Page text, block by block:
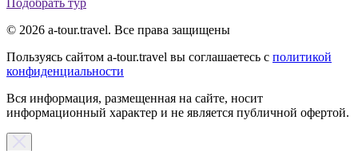
© 2026 a-tour.travel. Все права защищены
Пользуясь сайтом a-tour.travel вы соглашаетесь с политикой
конфиденциальности
Вся информация, размещенная на сайте, носит
информационный характер и не является публичной офертой.